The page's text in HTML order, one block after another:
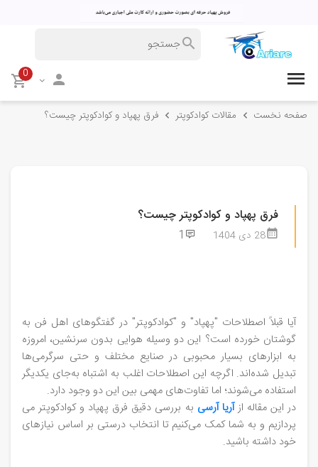
0
صفحه نخست مقالات کوادکوپتر فرق پهپاد و کوادکوپتر چیست؟
فرق پهپاد و کوادکوپتر چیست؟
28 دی 1404 1
آیا قبلاً اصطلاحات "پهپاد" و "کوادکوپتر" در گفتگوهای اهل فن به
گوشتان خورده است؟ این دو وسیله هوایی بدون سرنشین، امروزه
به ابزارهای بسیار محبوبی در صنایع مختلف و حتی سرگرمی‌ها
تبدیل شده‌اند. اگرچه این اصطلاحات اغلب به اشتباه به‌جای یکدیگر
استفاده می‌شوند؛ اما تفاوت‌های مهمی بین این دو وجود دارد.
در این مقاله ازآریا آرسی به بررسی دقیق فرق پهپاد و کوادکوپتر می
پردازیم و به شما کمک می‌کنیم تا انتخاب درستی بر اساس نیازهای
خود داشته باشید.